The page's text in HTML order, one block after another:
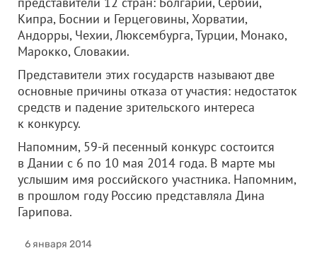
Кипра, Боснии и Герцеговины, Хорватии,
Андорры, Чехии, Люксембурга, Турции, Монако,
Марокко, Словакии.
Представители этих государств называют две
основные причины отказа от участия: недостаток
средств и падение зрительского интереса
к конкурсу.
Напомним, 59-й песенный конкурс состоится
в Дании с 6 по 10 мая 2014 года. В марте мы
услышим имя российского участника. Напомним,
в прошлом году Россию представляла Дина
Гарипова.
6 января 2014